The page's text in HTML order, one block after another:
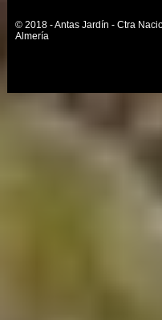
© 2018 - Antas Jardín - Ctra
Almería